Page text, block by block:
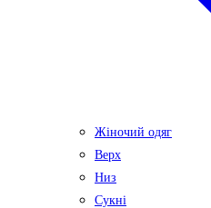
Жіночий одяг
Верх
Низ
Сукні